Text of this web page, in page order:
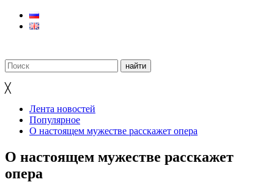
╳
Лента новостей
Популярное
О настоящем мужестве расскажет опера
О настоящем мужестве расскажет
опера